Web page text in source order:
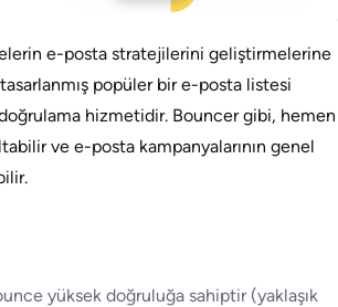
e-posta stratejilerini geliştirmelerine
popüler bir e-posta listesi
hizmetidir. Bouncer gibi, hemen
ve e-posta kampanyalarının genel
yüksek doğruluğa sahiptir (yaklaşık